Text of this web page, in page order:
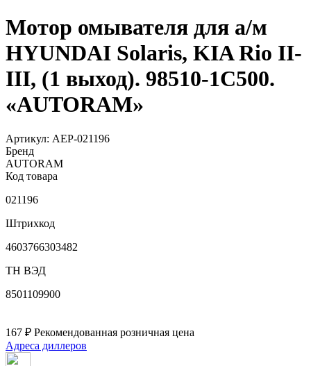
Мотор омывателя для а/м
HYUNDAI Solaris, KIA Rio II-
III, (1 выход). 98510-1C500.
«AUTORAM»
Артикул: AEP-021196
Бренд
AUTORAM
Код товара
021196
Штрихкод
4603766303482
ТН ВЭД
8501109900
167 ₽ Рекомендованная розничная цена
Адреса диллеров